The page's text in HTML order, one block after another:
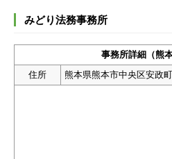
みどり法務事務所
事務所詳細（熊
住所
熊本県熊本市中央区安政